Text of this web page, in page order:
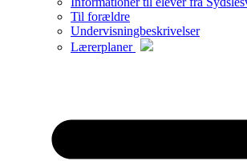
Til forældre
Undervisningbeskrivelser
Lærerplaner